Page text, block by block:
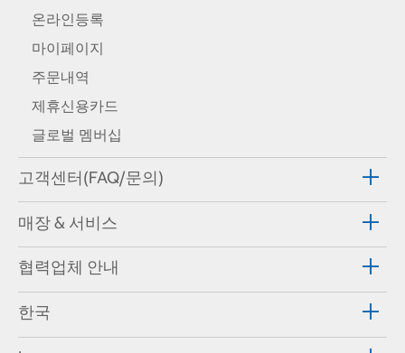
온라인등록
마이페이지
주문내역
제휴신용카드
글로벌 멤버십
고객센터(FAQ/문의)
매장 & 서비스
협력업체 안내
한국